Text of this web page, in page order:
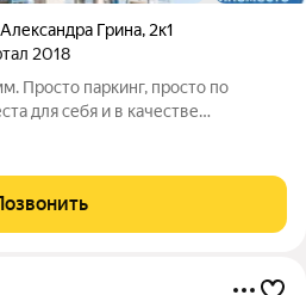
Грина, 2к1
2018
Просто паркинг, просто по
для себя и в качестве
в отделе продаж прямо
места